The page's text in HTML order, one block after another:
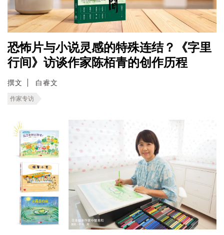
恐怖片与小说灵感的特殊连结？《字里
行间》访谈作家陈栢青的创作历程
撰文 白睿文
作家专访